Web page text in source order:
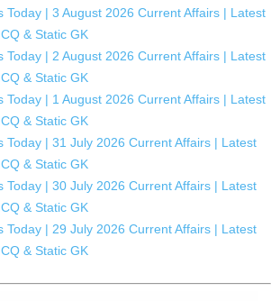
Today | 3 August 2026 Current Affairs | Latest
& Static GK
Today | 2 August 2026 Current Affairs | Latest
& Static GK
Today | 1 August 2026 Current Affairs | Latest
& Static GK
Today | 31 July 2026 Current Affairs | Latest
& Static GK
Today | 30 July 2026 Current Affairs | Latest
& Static GK
Today | 29 July 2026 Current Affairs | Latest
& Static GK